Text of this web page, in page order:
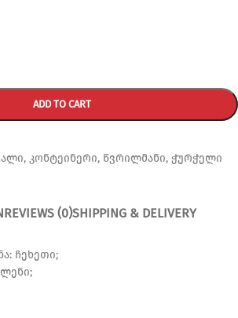
ADD TO CART
, კონტეინერი, წვრილმანი, ჭურჭელი
REVIEWS (0)SHIPPING & DELIVERY
ჩეხეთი;